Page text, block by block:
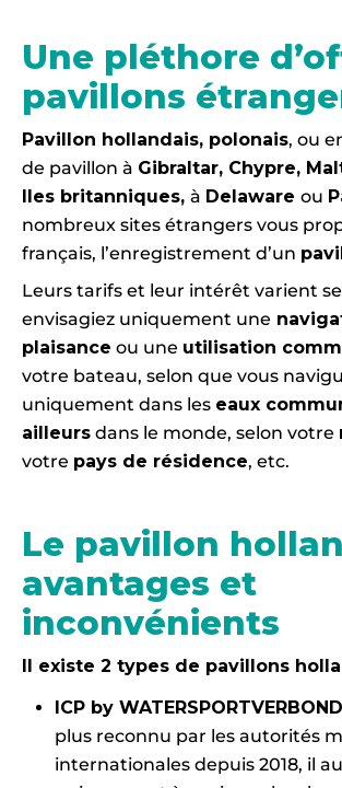
Une pléthore
pavillons
Pavillon hollandais, polonais, ou
de pavillon à Gibraltar, Chypre,
Iles britanniques, à Delaware ou
nombreux sites étrangers vous
français, l’enregistrement d’un
Leurs tarifs et leur intérêt varient
envisagiez uniquement une
plaisance ou une utilisation
votre bateau, selon que vous
uniquement dans les eaux
ailleurs dans le monde, selon votre
votre pays de résidence, etc.
Le pavillon
avantages et
inconvénients
Il existe 2 types de pavillons
ICP by WATERSPORTVERBOND
plus reconnu par les autorités
internationales depuis 2018, il